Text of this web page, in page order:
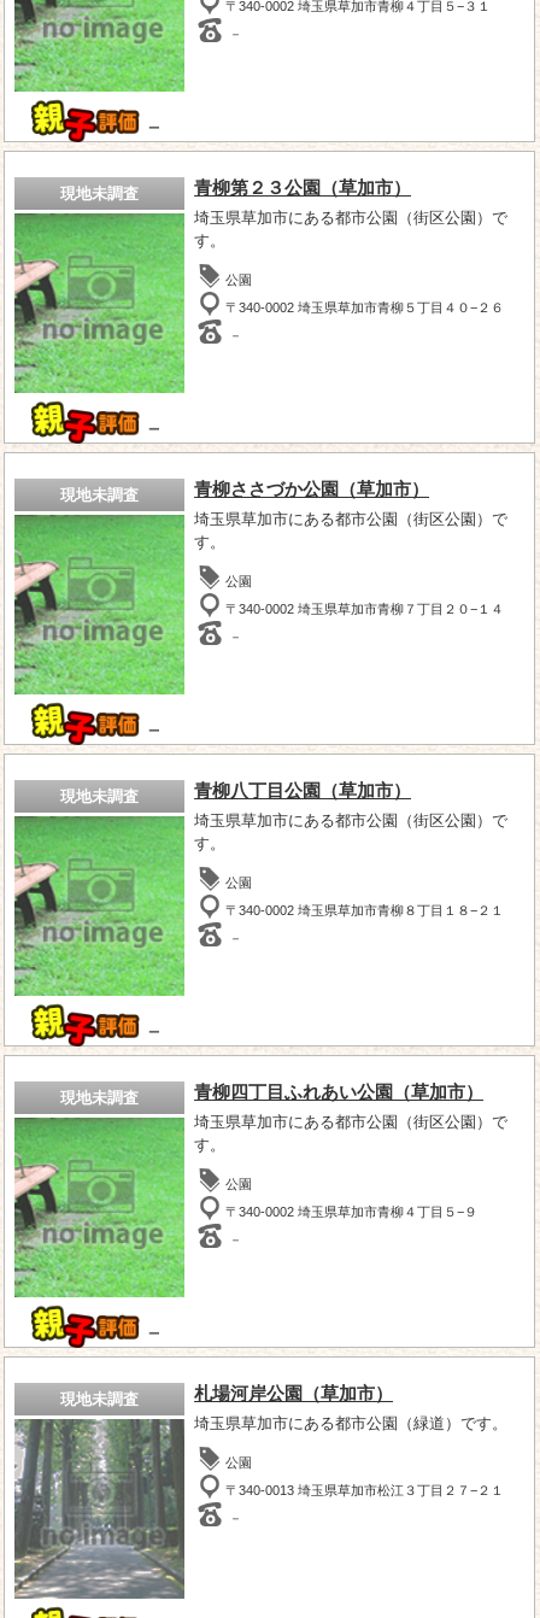
－
〒340-0002 埼玉県草加市青柳４丁目５−３１
－
現地未調査
－
青柳第２３公園（草加市）
埼玉県草加市にある都市公園（街区公園）で
す。
公園
〒340-0002 埼玉県草加市青柳５丁目４０−２６
－
現地未調査
－
青柳ささづか公園（草加市）
埼玉県草加市にある都市公園（街区公園）で
す。
公園
〒340-0002 埼玉県草加市青柳７丁目２０−１４
－
現地未調査
－
青柳八丁目公園（草加市）
埼玉県草加市にある都市公園（街区公園）で
す。
公園
〒340-0002 埼玉県草加市青柳８丁目１８−２１
－
現地未調査
－
青柳四丁目ふれあい公園（草加市）
埼玉県草加市にある都市公園（街区公園）で
す。
公園
〒340-0002 埼玉県草加市青柳４丁目５−９
－
現地未調査 札場河岸公園（草加市）
埼玉県草加市にある都市公園（緑道）です。
公園
〒340-0013 埼玉県草加市松江３丁目２７−２１
－